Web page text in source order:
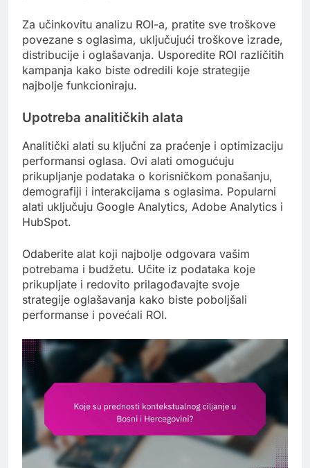
Za učinkovitu analizu ROI-a, pratite sve troškove
povezane s oglasima, uključujući troškove izrade,
distribucije i oglašavanja. Usporedite ROI različitih
kampanja kako biste odredili koje strategije
najbolje funkcioniraju.
Upotreba analitičkih alata
Analitički alati su ključni za praćenje i optimizaciju
performansi oglasa. Ovi alati omogućuju
prikupljanje podataka o korisničkom ponašanju,
demografiji i interakcijama s oglasima. Popularni
alati uključuju Google Analytics, Adobe Analytics i
HubSpot.
Odaberite alat koji najbolje odgovara vašim
potrebama i budžetu. Učite iz podataka koje
prikupljate i redovito prilagođavajte svoje
strategije oglašavanja kako biste poboljšali
performanse i povećali ROI.